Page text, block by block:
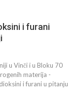
i furani
u Vinči i u Bloku 70
materija -
i furani u pitanju